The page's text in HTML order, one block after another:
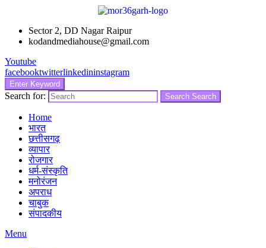
Sector 2, DD Nagar Raipur
kodandmediahouse@gmail.com
Youtube
facebooktwitterlinkedininstagram
Enter Keyword
Search for: Search Search
Home
भारत
छत्तीसगढ़
व्यापार
रोजगार
धर्म-संस्कृति
मनोरंजन
अपराध
चाबुक
संपादकीय
Menu